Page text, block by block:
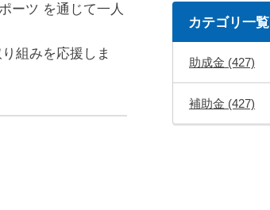
ーツ を通じて一人
組みを応援しま
カテゴリ一覧
助成金 (427)
補助金 (427)